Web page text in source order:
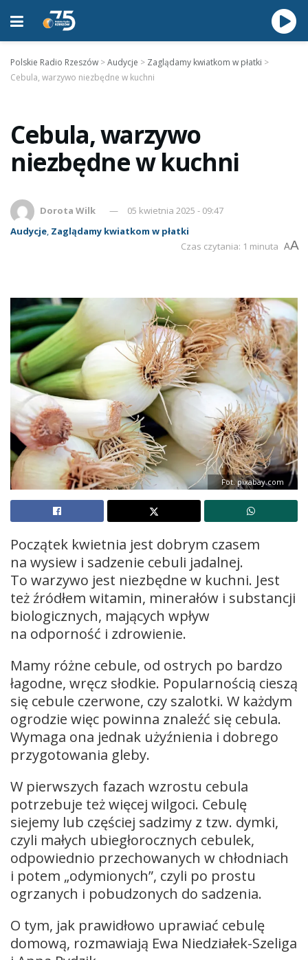
Polskie Radio Rzeszów >Audycje > Zaglądamy kwiatkom w płatki >
Cebula, warzywo niezbędne w kuchni
Cebula, warzywo
niezbędne w kuchni
Dorota Wilk
05 kwietnia 2025 - 09:47
Audycje, Zaglądamy kwiatkom w płatki
Czas czytania: 1 minuta AA
Fot. pixabay.com
Początek kwietnia jest dobrym czasem
na wysiew i sadzenie cebuli jadalnej.
To warzywo jest niezbędne w kuchni. Jest
też źródłem witamin, minerałów i substancji
biologicznych, mających wpływ
na odporność i zdrowienie.
Mamy różne cebule, od ostrych po bardzo
łagodne, wręcz słodkie. Popularnością cieszą
się cebule czerwone, czy szalotki. W każdym
ogrodzie więc powinna znaleźć się cebula.
Wymaga ona jednak użyźnienia i dobrego
przygotowania gleby.
W pierwszych fazach wzrostu cebula
potrzebuje też więcej wilgoci. Cebulę
siejemy lub częściej sadzimy z tzw. dymki,
czyli małych ubiegłorocznych cebulek,
odpowiednio przechowanych w chłodniach
i potem „odymionych”, czyli po prostu
ogrzanych i pobudzonych do sadzenia.
O tym, jak prawidłowo uprawiać cebulę
domową, rozmawiają Ewa Niedziałek-Szeliga